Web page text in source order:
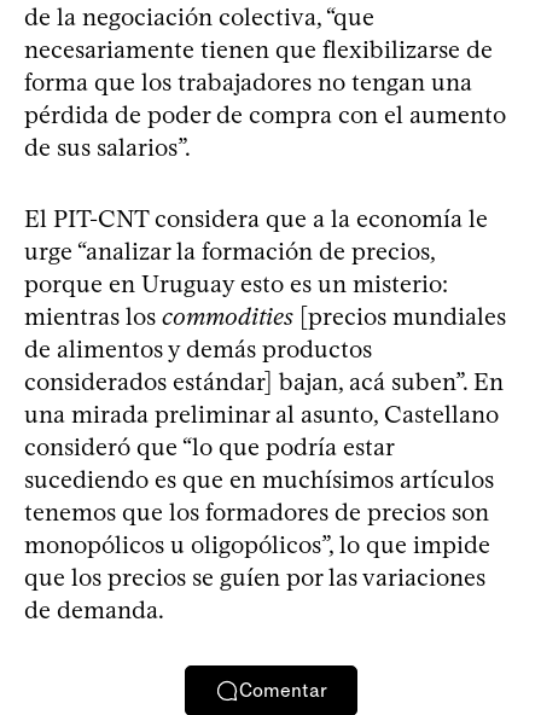
de la negociación colectiva, “que
necesariamente tienen que flexibilizarse de
forma que los trabajadores no tengan una
pérdida de poder de compra con el aumento
de sus salarios”.
El PIT-CNT considera que a la economía le
urge “analizar la formación de precios,
porque en Uruguay esto es un misterio:
mientras los commodities [precios mundiales
de alimentos y demás productos
considerados estándar] bajan, acá suben”. En
una mirada preliminar al asunto, Castellano
consideró que “lo que podría estar
sucediendo es que en muchísimos artículos
tenemos que los formadores de precios son
monopólicos u oligopólicos”, lo que impide
que los precios se guíen por las variaciones
de demanda.
Comentar